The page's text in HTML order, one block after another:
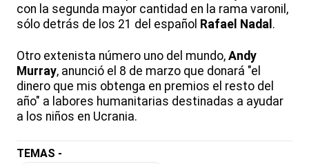
con la segunda mayor cantidad en la rama varonil,
sólo detrás de los 21 del español Rafael Nadal .
Otro extenista número uno del mundo, Andy
Murray, anunció el 8 de marzo que donará "el
dinero que mis obtenga en premios el resto del
año" a labores humanitarias destinadas a ayudar
a los niños en Ucrania.
TEMAS -